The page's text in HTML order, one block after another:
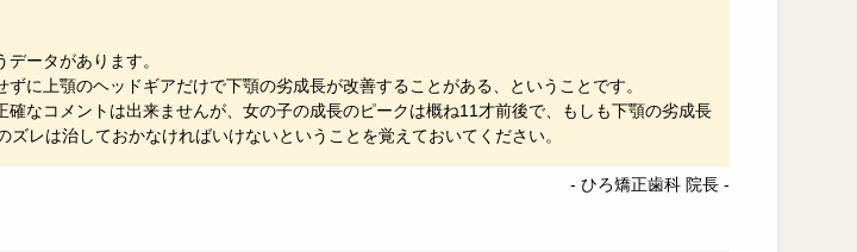
ータがあります。
に上顎のヘッドギアだけで下顎の劣成長が改善することがある、ということです。
なコメントは出来ませんが、女の子の成長のピークは概ね11才前後で、もしも下顎の劣成長
レは治しておかなければいけないということを覚えておいてください。
- ひろ矯正歯科 院長 -